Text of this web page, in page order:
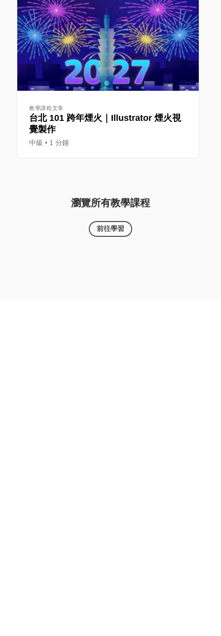
教學課程文章
台北 101 跨年煙火｜Illustrator 煙火視
覺製作
中級 1 分鐘
瀏覽所有教學課程
前往學習